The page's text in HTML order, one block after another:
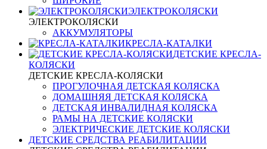
ЭЛЕКТРОКОЛЯСКИ
ЭЛЕКТРОКОЛЯСКИ
АККУМУЛЯТОРЫ
КРЕСЛА-КАТАЛКИ
ДЕТСКИЕ КРЕСЛА-
КОЛЯСКИ
ДЕТСКИЕ КРЕСЛА-КОЛЯСКИ
ПРОГУЛОЧНАЯ ДЕТСКАЯ КОЛЯСКА
ДОМАШНЯЯ ДЕТСКАЯ КОЛЯСКА
ДЕТСКАЯ ИНВАЛИДНАЯ КОЛЯСКА
РАМЫ НА ДЕТСКИЕ КОЛЯСКИ
ЭЛЕКТРИЧЕСКИЕ ДЕТСКИЕ КОЛЯСКИ
ДЕТСКИЕ СРЕДСТВА РЕАБИЛИТАЦИИ